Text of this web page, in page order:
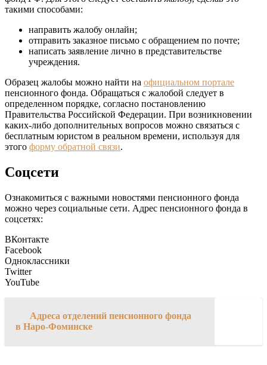
такими способами:
направить жалобу онлайн;
отправить заказное письмо с обращением по почте;
написать заявление лично в представительстве
учреждения.
Образец жалобы можно найти на официальном портале
пенсионного фонда. Обращаться с жалобой следует в
определенном порядке, согласно постановлению
Правительства Российской Федерации. При возникновении
каких-либо дополнительных вопросов можно связаться с
бесплатным юристом в реальном времени, используя для
этого форму обратной связи.
Соцсети
Ознакомиться с важными новостями пенсионного фонда
можно через социальные сети. Адрес пенсионного фонда в
соцсетях:
ВКонтакте
Facebook
Одноклассники
Twitter
YouTube
Адреса отделений пенсионного фонда
в Наро-Фоминске